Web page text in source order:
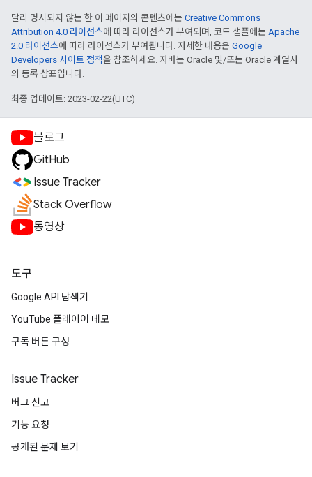
달리 명시되지 않는 한 이 페이지의 콘텐츠에는 Creative Commons
Attribution 4.0 라이선스에 따라 라이선스가 부여되며, 코드 샘플에는 Apache
2.0 라이선스에 따라 라이선스가 부여됩니다. 자세한 내용은 Google
Developers 사이트 정책을 참조하세요. 자바는 Oracle 및/또는 Oracle 계열사
의 등록 상표입니다.
최종 업데이트: 2023-02-22(UTC)
블로그
GitHub
Issue Tracker
Stack Overflow
동영상
도구
Google API 탐색기
YouTube 플레이어 데모
구독 버튼 구성
Issue Tracker
버그 신고
기능 요청
공개된 문제 보기